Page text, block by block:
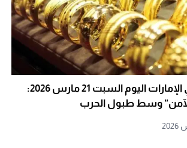
أسعار الذهب في الإمارات اليوم السبت 21 مارس 2026:
الآمن” وسط طبول الحرب